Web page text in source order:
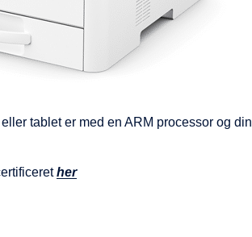
tablet er med en ARM processor og din
her